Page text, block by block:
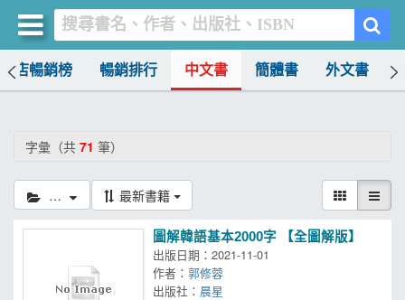
書店暢銷榜 暢銷排行 中文書 簡體書 外文書
字彙（共 71 筆）
字彙 最新書籍
圖解韓語基本2000字 【全圖解版】
出版日期：2021-11-01
作者：郭修蓉
出版社：
買書網
書店暢銷榜